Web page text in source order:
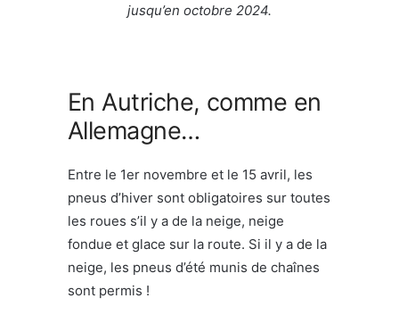
jusqu’en octobre 2024.
En Autriche, comme en
Allemagne…
Entre le 1er novembre et le 15 avril, les
pneus d’hiver sont obligatoires sur toutes
les roues s’il y a de la neige, neige
fondue et glace sur la route. Si il y a de la
neige, les pneus d’été munis de chaînes
sont permis !